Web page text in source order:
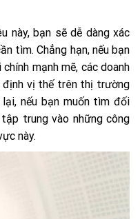
này, bạn sẽ dễ dàng xác
tìm. Chẳng hạn, nếu bạn
mạnh mẽ, các doanh
định vị thế trên thị trường
nếu bạn muốn tìm đối
trung vào những công
này.